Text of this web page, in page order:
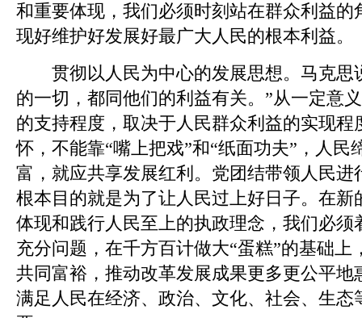
和重要体现，我们必须时刻站在群众利益的
现好维护好发展好最广大人民的根本利益。
贯彻以人民为中心的发展思想。马克思
的一切，都同他们的利益有关。”从一定意
的支持程度，取决于人民群众利益的实现程
怀，不能靠“嘴上把戏”和“纸面功夫”，人民
富，就应共享发展红利。党团结带领人民进
根本目的就是为了让人民过上好日子。在新
体现和践行人民至上的执政理念，我们必须
充分问题，在千方百计做大“蛋糕”的基础上
共同富裕，推动改革发展成果更多更公平地
满足人民在经济、政治、文化、社会、生态